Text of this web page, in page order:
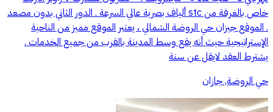
خاص بالغرفة من stc ألياف بصرية عالي السرعة . الدور الثاني بدون مصعد
. الموقع جيزان حي الروضة الشمالي ، يعتبر الموقع مميز من الناحية
الإستراتيجية حيث أنه يقع وسط المدينة بالقرب من جميع الخدمات .
يشترط العقد لايقل عن سنة
حي الروضة, جازان